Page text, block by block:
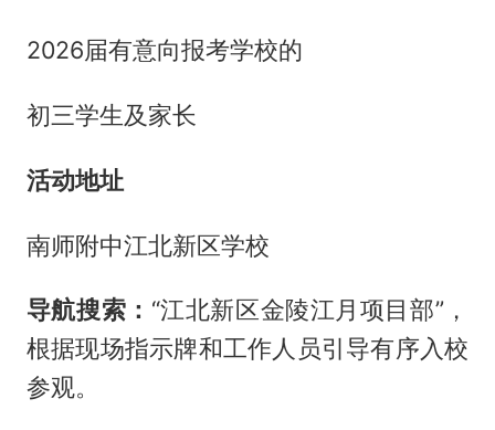
2026届有意向报考学校的
初三学生及家长
活动地址
南师附中江北新区学校
导航搜索： “江北新区金陵江月项目部”，
根据现场指示牌和工作人员引导有序入校
参观。